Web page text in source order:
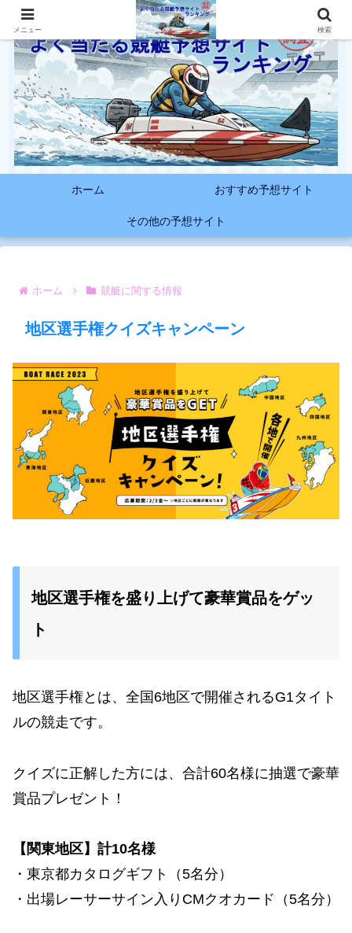
ホーム おすすめ予想サイト
その他の予想サイト
ホーム 競艇に関する情報
地区選手権クイズキャンペーン
地区選手権を盛り上げて豪華賞品をゲッ
ト
地区選手権とは、全国6地区で開催されるG1タイト
ルの競走です。
クイズに正解した方には、合計60名様に抽選で豪華
賞品プレゼント！
【関東地区】計10名様
・東京都カタログギフト（5名分）
・出場レーサーサイン入りCMクオカード（5名分）
メニュー 検索